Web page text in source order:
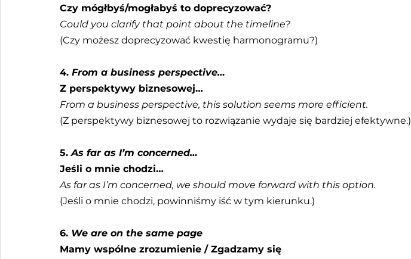
Czy mógłbyś/mogłabyś to doprecyzować?
Could you clarify that point about the timeline?
(Czy możesz doprecyzować kwestię harmonogramu?)
4. From a business perspective…
Z perspektywy biznesowej…
From a business perspective, this solution seems more efficient.
(Z perspektywy biznesowej to rozwiązanie wydaje się bardziej efektywne.)
5. As far as I’m concerned…
Jeśli o mnie chodzi…
As far as I’m concerned, we should move forward with this option.
(Jeśli o mnie chodzi, powinniśmy iść w tym kierunku.)
6. We are on the same page
Mamy wspólne zrozumienie / Zgadzamy się